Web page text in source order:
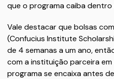
que o programa caiba dentro
Vale destacar que bolsas
(Confucius Institute
de 4 semanas a um ano,
com a instituição parceira
programa se encaixa antes